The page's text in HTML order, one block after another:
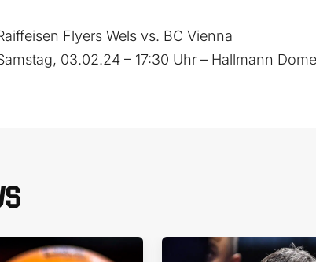
Flyers Wels vs. BC Vienna
03.02.24 – 17:30 Uhr – Hallmann Dome